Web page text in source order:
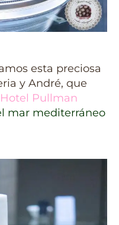
esta preciosa
y André, que
Hotel Pullman
mar mediterráneo